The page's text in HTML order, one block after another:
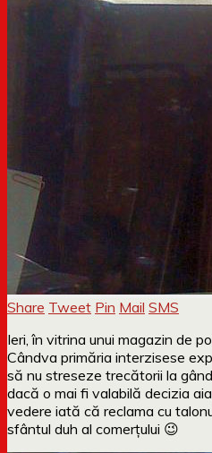
Share Tweet Pin Mail SMS
Ieri, în vitrina unui magazin de
Cândva primăria interzisese
să nu streseze trecătorii la
dacă o mai fi valabilă decizia
vedere iată că reclama cu
sfântul duh al comerțului 😉